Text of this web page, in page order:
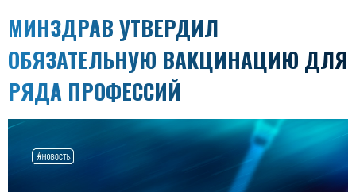
МИНЗДРАВ УТВЕРДИЛ
ОБЯЗАТЕЛЬНУЮ ВАКЦИНАЦИЮ ДЛЯ
РЯДА ПРОФЕССИЙ